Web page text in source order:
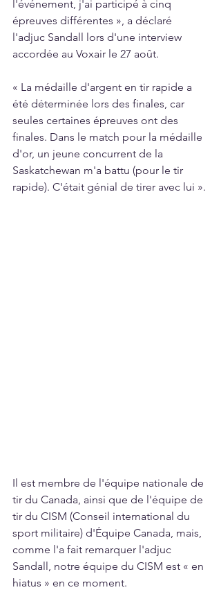
l'événement, j'ai participé à cinq
épreuves différentes », a déclaré
l'adjuc Sandall lors d'une interview
accordée au Voxair le 27 août.
« La médaille d'argent en tir rapide a
été déterminée lors des finales, car
seules certaines épreuves ont des
finales. Dans le match pour la médaille
d'or, un jeune concurrent de la
Saskatchewan m'a battu (pour le tir
rapide). C'était génial de tirer avec lui ».
Il est membre de l'équipe nationale de
tir du Canada, ainsi que de l'équipe de
tir du CISM (Conseil international du
sport militaire) d'Équipe Canada, mais,
comme l'a fait remarquer l'adjuc
Sandall, notre équipe du CISM est « en
hiatus » en ce moment.